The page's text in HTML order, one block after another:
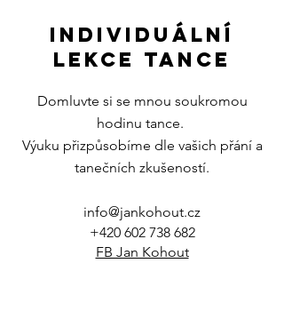
individuální
lekce tance
Domluvte si se mnou soukromou
hodinu tance.
Výuku přizpůsobíme dle vašich přání a
tanečních zkušeností.
info@jankohout.cz
+420 602 738 682
FB Jan Kohout